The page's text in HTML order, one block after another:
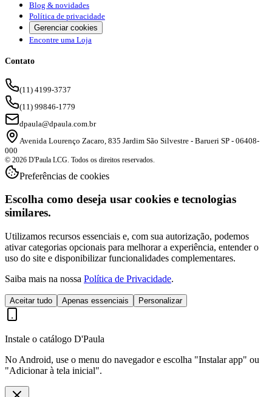
Blog & novidades
Política de privacidade
Gerenciar cookies
Encontre uma Loja
Contato
(11) 4199-3737
(11) 99846-1779
dpaula@dpaula.com.br
Avenida Lourenço Zacaro, 835 Jardim São Silvestre - Barueri SP - 06408-
000
© 2026 D'Paula LCG. Todos os direitos reservados.
Preferências de cookies
Escolha como deseja usar cookies e tecnologias
similares.
Utilizamos recursos essenciais e, com sua autorização, podemos
ativar categorias opcionais para melhorar a experiência, entender o
uso do site e disponibilizar funcionalidades complementares.
Saiba mais na nossa Política de Privacidade.
Aceitar tudo Apenas essenciais Personalizar
Instale o catálogo D'Paula
No Android, use o menu do navegador e escolha "Instalar app" ou
"Adicionar à tela inicial".